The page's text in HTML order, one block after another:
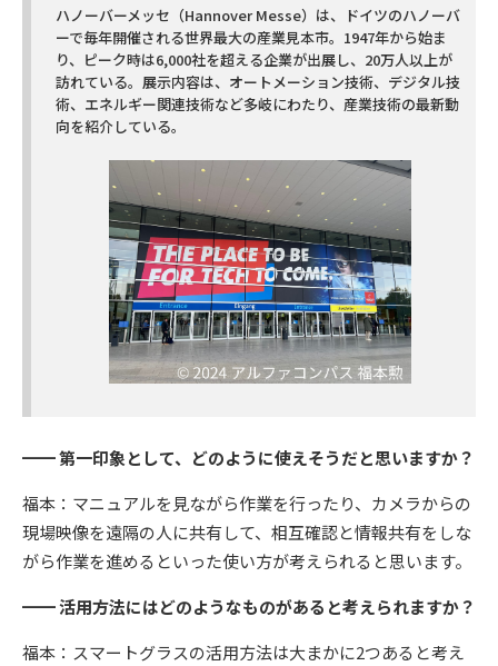
ハノーバーメッセ（Hannover Messe）は、ドイツのハノーバ
ーで毎年開催される世界最大の産業見本市。1947年から始ま
り、ピーク時は6,000社を超える企業が出展し、20万人以上が
訪れている。展示内容は、オートメーション技術、デジタル技
術、エネルギー関連技術など多岐にわたり、産業技術の最新動
向を紹介している。
━━ 第一印象として、どのように使えそうだと思いますか？
福本：マニュアルを見ながら作業を行ったり、カメラからの
現場映像を遠隔の人に共有して、相互確認と情報共有をしな
がら作業を進めるといった使い方が考えられると思います。
━━ 活用方法にはどのようなものがあると考えられますか？
福本：スマートグラスの活用方法は大まかに2つあると考え